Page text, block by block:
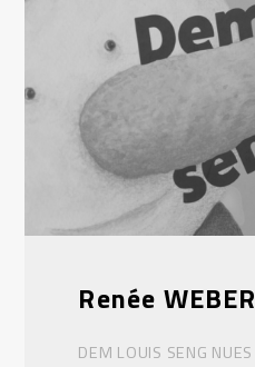
Renée WEBER
DEM LOUIS SENG NUES